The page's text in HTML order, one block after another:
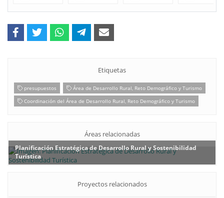
Etiquetas
presupuestos
Área de Desarrollo Rural, Reto Demográfico y Turismo
Coordinación del Área de Desarrollo Rural, Reto Demográfico y Turismo
Áreas relacionadas
Planificación Estratégica de Desarrollo Rural y Sostenibilidad
Turística
Proyectos relacionados